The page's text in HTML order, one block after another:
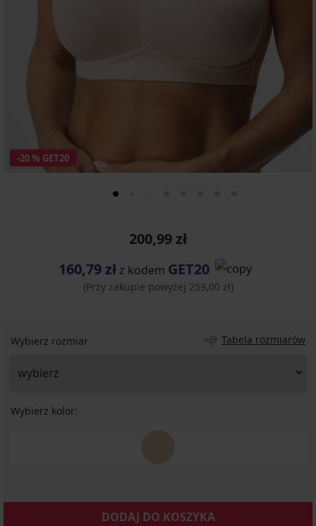
-20 % GET20
200,99 zł
160,79 zł z kodem GET20
(Przy zakupie powyżej 259,00 zł)
Wybierz rozmiar Tabela rozmiarów
Wybierz kolor:
DODAJ DO KOSZYKA